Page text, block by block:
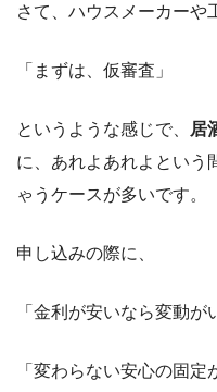
さて、ハウスメーカーや
「まずは、仮審査」
というような感じで、 居
に、あれよあれよという
ゃうケースが多いです。
申し込みの際に、
「金利が安いなら変動が
「変わらない安心の固定